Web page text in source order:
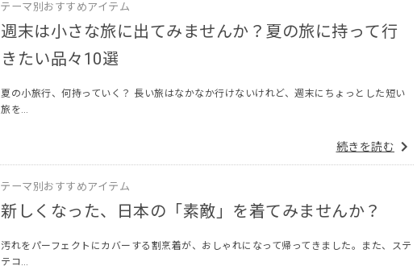
週末は小さな旅に出てみませんか？夏の旅に持って行
きたい品々10選
夏の小旅行、何持っていく？ 長い旅はなかなか行けないけれど、週末にちょっとした短い
旅を…
続きを読む
テーマ別おすすめアイテム
新しくなった、日本の「素敵」を着てみませんか？
汚れをパーフェクトにカバーする割烹着が、おしゃれになって帰ってきました。また、ステ
テコ…
テーマ別おすすめアイテム